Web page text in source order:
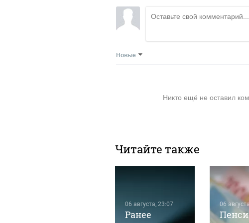
Новые
Никто ещё не оставил
Читайте также
06 августа, 23:07
Ранее
06